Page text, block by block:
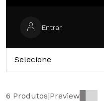
Entrar
Selecione
6 Produtos|Preview